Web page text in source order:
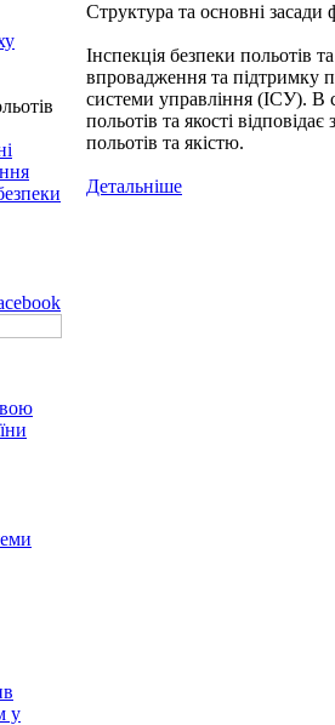
у
Структура та основні засади
Інспекція безпеки польотів
впровадження та підтримку
системи управління (ІСУ). В
польотів та якості
польотів та якістю.
Детальніше